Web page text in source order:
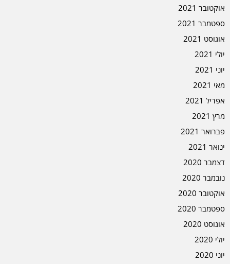
אוקטובר 2021
ספטמבר 2021
אוגוסט 2021
יולי 2021
יוני 2021
מאי 2021
אפריל 2021
מרץ 2021
פברואר 2021
ינואר 2021
דצמבר 2020
נובמבר 2020
אוקטובר 2020
ספטמבר 2020
אוגוסט 2020
יולי 2020
יוני 2020